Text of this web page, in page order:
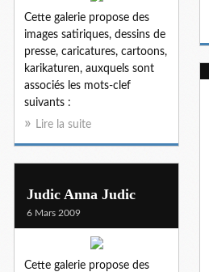
Cette galerie propose des
images satiriques, dessins de
presse, caricatures, cartoons,
karikaturen, auxquels sont
associés les mots-clef
suivants :
Lire la suite
Judic Anna Judic
6 Mars 2009
Cette galerie propose des